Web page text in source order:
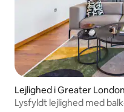
Lejlighed i Greater London
Lysfyldt lejlighed med